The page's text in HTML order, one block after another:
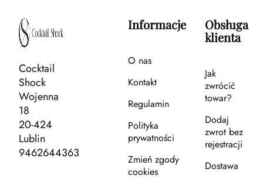
Cocktail
Shock
Wojenna
18
20-424
Lublin
9462644363
Informacje
O nas
Kontakt
Regulamin
Polityka
prywatności
Zmień zgody
cookies
Obsługa
klienta
Jak
zwrócić
towar?
Dodaj
zwrot bez
rejestracji
Dostawa